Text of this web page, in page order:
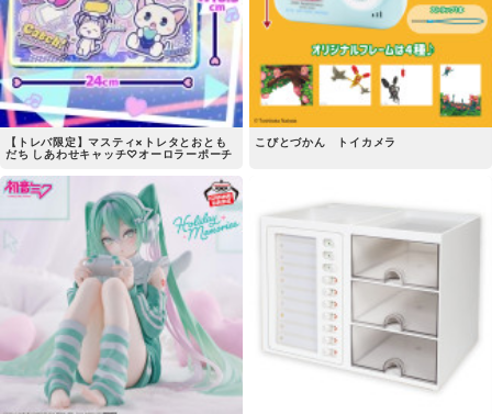
【トレバ限定】マスティ×トレタとおとも
だち しあわせキャッチ♡オーロラーポーチ
こびとづかん トイカメラ